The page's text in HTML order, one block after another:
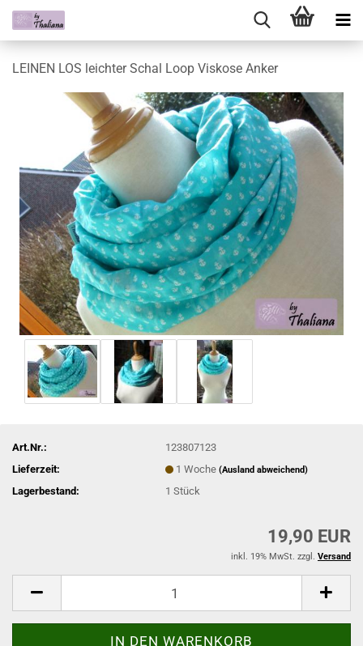
LEINEN LOS leichter Schal Loop Viskose Anker
Art.Nr.:
123807123
Lieferzeit:
1 Woche(Ausland abweichend)
Lagerbestand: 1Stück
19,90 EUR
inkl. 19% MwSt. zzgl. Versand